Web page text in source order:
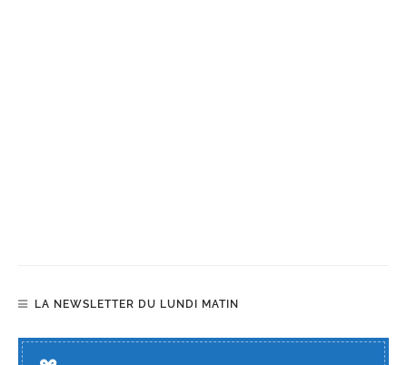
LA NEWSLETTER DU LUNDI MATIN